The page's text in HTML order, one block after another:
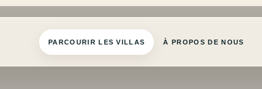
PARCOURIR LES VILLAS À PROPOS DE NOUS